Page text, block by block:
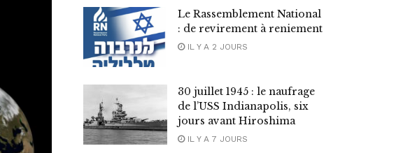
Le Rassemblement National
: de revirement à reniement
IL Y A 2 JOURS
30 juillet 1945 : le naufrage
de l’USS Indianapolis, six
jours avant Hiroshima
IL Y A 7 JOURS